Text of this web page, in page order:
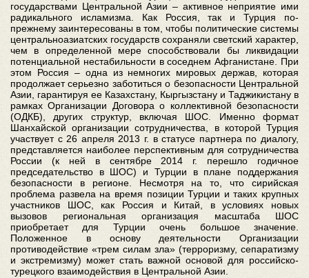
государствами Центральной Азии – активное неприятие ими
радикального исламизма. Как Россия, так и Турция по-
прежнему заинтересованы в том, чтобы политические системы
центральноазиатских государств сохраняли светский характер,
чем в определенной мере способствовали бы ликвидации
потенциальной нестабильности в соседнем Афганистане. При
этом Россия – одна из немногих мировых держав, которая
продолжает серьезно заботиться о безопасности Центральной
Азии, гарантируя ее Казахстану, Кыргызстану и Таджикистану в
рамках Организации Договора о коллективной безопасности
(ОДКБ), других структур, включая ШОС. Именно формат
Шанхайской организации сотрудничества, в которой Турция
участвует с 26 апреля 2013 г. в статусе партнера по диалогу,
представляется наиболее перспективным для сотрудничества
России (к ней в сентябре 2014 г. перешло годичное
председательство в ШОС) и Турции в плане поддержания
безопасности в регионе. Несмотря на то, что сирийская
проблема развела на время позиции Турции и таких крупных
участников ШОС, как Россия и Китай, в условиях новых
вызовов региональная организация масштаба ШОС
приобретает для Турции очень большое значение.
Положенное в основу деятельности Организации
противодействие «трем силам зла» (терроризму, сепаратизму
и экстремизму) может стать важной основой для российско-
турецкого взаимодействия в Центральной Азии.